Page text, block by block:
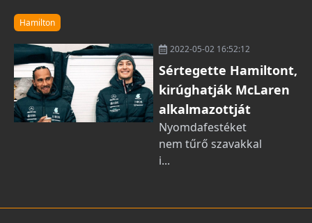
Hamilton
2022-05-02 16:52:12
Sértegette Hamiltont,
kirúghatják McLaren
alkalmazottját
Nyomdafestéket
nem tűrő szavakkal
i...